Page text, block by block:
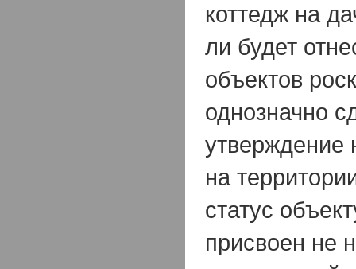
коттедж на
ли будет
объектов
однозначно
утверждение
на
статус
присвоен не